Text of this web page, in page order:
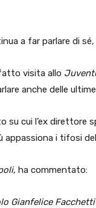
a far parlare di sé,
visita allo
anche delle
su cui l’ex
appassiona i tifosi
, ha commentato:
Gianfelice